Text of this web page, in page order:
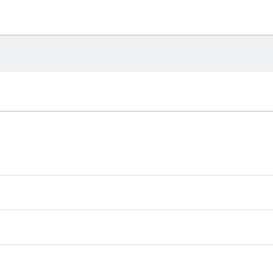
elementy i kluczowe kroki
kluczowe komponenty
za pomocą automatyzacji
je zrobić dzięki bazom danych Confluence
zaawansowanych